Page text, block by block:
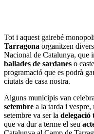
Tot i aquest gairebé
Tarragona organitzen
Nacional de Catalunya, que
ballades de sardanes o
programació que es podrà
ciutats de casa nostra.
Alguns municipis van
setembre a la tarda i vespre,
setembre va ser la
que va dur a terme el seu